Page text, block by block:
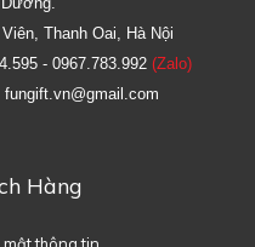
Thanh Oai, Hà Nội
- 0967.783.992 (Zalo)
Hàng